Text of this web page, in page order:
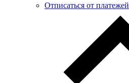
Отписаться от платежей